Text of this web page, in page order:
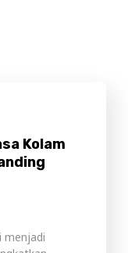
Namun,
renang,
apakah